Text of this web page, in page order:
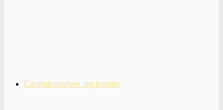
Cannabisavlere -og brands